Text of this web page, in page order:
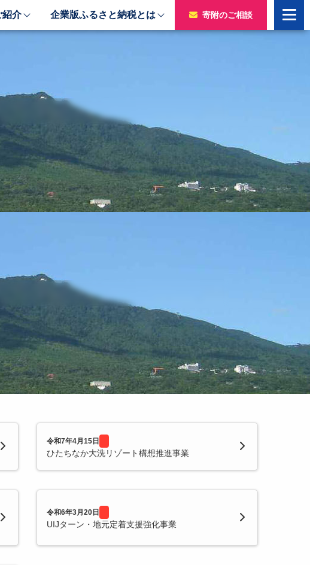
紹介 企業版ふるさと納税とは 寄附のご相談
寄附をいただいた企業様
令和3年度寄附企業一覧
令和2年度寄附企業一覧
令和7年4月15日
ひたちなか大洗リゾート構想推進事業
令和6年3月20日
UIJターン・地元定着支援強化事業